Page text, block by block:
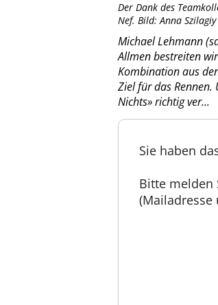
Der Dank des
Nef. Bild: Anna
Michael Lehmann
Allmen bestreiten
Kombination aus
Ziel für das Rennen.
Nichts» richtig ver...
Sie haben
Bitte melden
(Mailadresse